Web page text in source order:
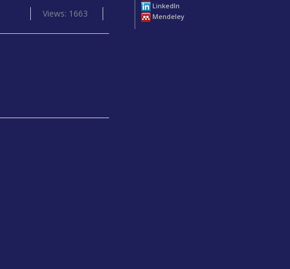
Views: 1663
LinkedIn
Mendeley